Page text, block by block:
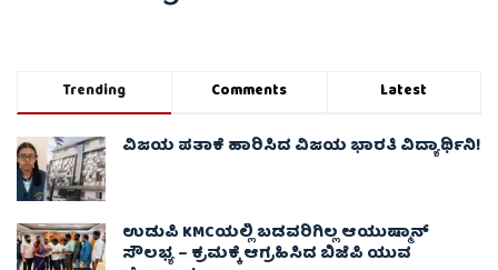
Trending Comments Latest
ವಿಜಯ ಪತಾಕೆ ಹಾರಿಸಿದ ವಿಜಯ ಭಾರತಿ ವಿದ್ಯಾರ್ಥಿನಿ!
ಉಡುಪಿ KMCಯಲ್ಲಿ ಬಡವರಿಗಿಲ್ಲ ಆಯುಷ್ಮಾನ್
ಸೌಲಭ್ಯ – ಕ್ರಮಕ್ಕೆ ಆಗ್ರಹಿಸಿದ ಬಿಜೆಪಿ ಯುವ